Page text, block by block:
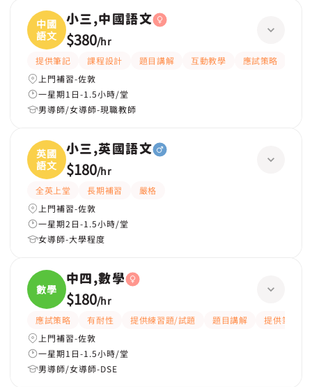
中國
語文
小三,中國語文
$380/hr
提供筆記 課程設計 題目講解 互動教學 應試策略
上門補習-佐敦
一星期1日-1.5小時/堂
男導師/女導師-現職教師
英國
語文
小三,英國語文
$180/hr
全英上堂 長期補習
嚴格
上門補習-佐敦
一星期2日-1.5小時/堂
女導師-大學程度
數學
中四,數學
$180/hr
應試策略 有耐性 提供練習題/試題 題目講解
提供筆記
上門補習-佐敦
一星期1日-1.5小時/堂
男導師/女導師-DSE